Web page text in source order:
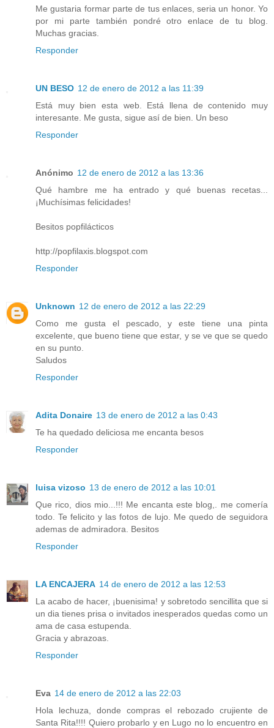
Me gustaria formar parte de tus enlaces, seria un honor. Yo
por mi parte también pondré otro enlace de tu blog.
Muchas gracias.
Responder
UN BESO 12 de enero de 2012 a las 11:39
Está muy bien esta web. Está llena de contenido muy
interesante. Me gusta, sigue así de bien. Un beso
Responder
Anónimo 12 de enero de 2012 a las 13:36
Qué hambre me ha entrado y qué buenas recetas...
¡Muchísimas felicidades!
Besitos popfilácticos
http://popfilaxis.blogspot.com
Responder
Unknown 12 de enero de 2012 a las 22:29
Como me gusta el pescado, y este tiene una pinta
excelente, que bueno tiene que estar, y se ve que se quedo
en su punto.
Saludos
Responder
Adita Donaire 13 de enero de 2012 a las 0:43
Te ha quedado deliciosa me encanta besos
Responder
luisa vizoso 13 de enero de 2012 a las 10:01
Que rico, dios mio...!!! Me encanta este blog,. me comería
todo. Te felicito y las fotos de lujo. Me quedo de seguidora
ademas de admiradora. Besitos
Responder
LA ENCAJERA 14 de enero de 2012 a las 12:53
La acabo de hacer, ¡buenisima! y sobretodo sencillita que si
un dia tienes prisa o invitados inesperados quedas como un
ama de casa estupenda.
Gracia y abrazoas.
Responder
Eva 14 de enero de 2012 a las 22:03
Hola lechuza, donde compras el rebozado crujiente de
Santa Rita!!!! Quiero probarlo y en Lugo no lo encuentro en